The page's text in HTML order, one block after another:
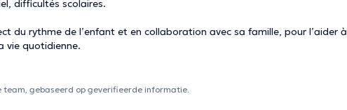
difficultés scolaires.
du rythme de l’enfant et en collaboration avec sa famille, pour l’aider à
vie quotidienne.
gebaseerd op geverifieerde informatie.